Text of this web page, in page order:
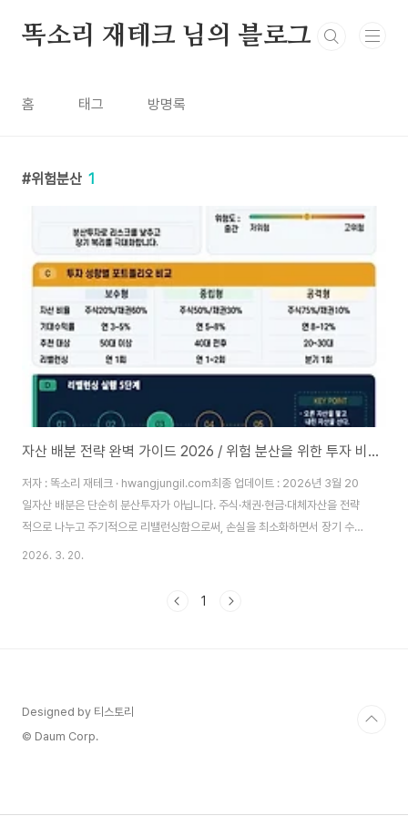
똑소리 재테크 님의 블로그
홈 태그 방명록
위험분산 1
자산 배분 전략 완벽 가이드 2026 / 위험 분산을 위한 투자 비중 조절 방법
저자 : 똑소리 재테크 · hwangjungil.com최종 업데이트 : 2026년 3월 20
일자산 배분은 단순히 분산투자가 아닙니다. 주식·채권·현금·대체자산을 전략
적으로 나누고 주기적으로 리밸런싱함으로써, 손실을 최소화하면서 장기 수익
을 극대화하는 과학적 투자 방법론입니다. 이 글을 끝까지 읽으면 나에게 맞는
자산 배분 전략이란 무엇인가투자 성향별 자산 배분 유형 3가지리밸런싱 : 언
2026. 3. 20.
1
Designed by 티스토리
© Daum Corp.